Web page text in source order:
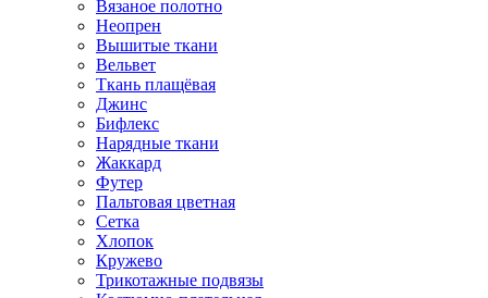
Вязаное полотно
Неопрен
Вышитые ткани
Вельвет
Ткань плащёвая
Джинс
Бифлекс
Нарядные ткани
Жаккард
Футер
Пальтовая цветная
Сетка
Хлопок
Кружево
Трикотажные подвязы